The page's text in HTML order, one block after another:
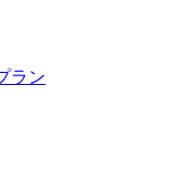
ラン